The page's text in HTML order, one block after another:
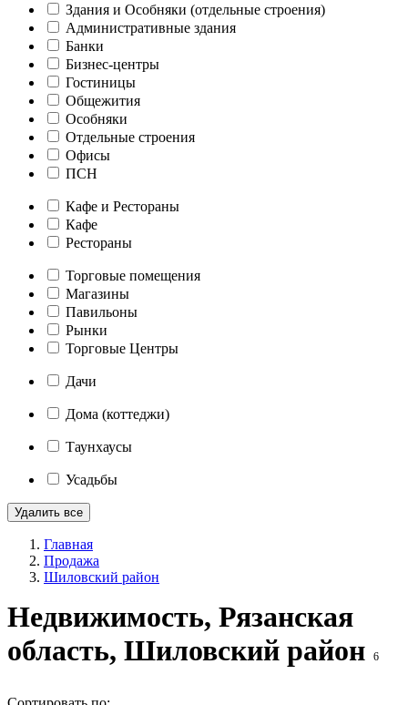
Здания и Особняки (отдельные строения)
Административные здания
Банки
Бизнес-центры
Гостиницы
Общежития
Особняки
Отдельные строения
Офисы
ПСН
Кафе и Рестораны
Кафе
Рестораны
Торговые помещения
Магазины
Павильоны
Рынки
Торговые Центры
Дачи
Дома (коттеджи)
Таунхаусы
Усадьбы
Удалить все
Главная
Продажа
Шиловский район
Недвижимость, Рязанская
область, Шиловский район
6